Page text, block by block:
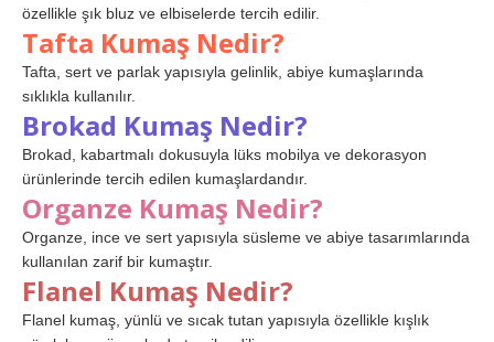
özellikle şık bluz ve elbiselerde tercih edilir.
Tafta Kumaş Nedir?
Tafta, sert ve parlak yapısıyla gelinlik, abiye kumaşlarında
sıklıkla kullanılır.
Brokad Kumaş Nedir?
Brokad, kabartmalı dokusuyla lüks mobilya ve dekorasyon
ürünlerinde tercih edilen kumaşlardandır.
Organze Kumaş Nedir?
Organze, ince ve sert yapısıyla süsleme ve abiye tasarımlarında
kullanılan zarif bir kumaştır.
Flanel Kumaş Nedir?
Flanel kumaş, yünlü ve sıcak tutan yapısıyla özellikle kışlık